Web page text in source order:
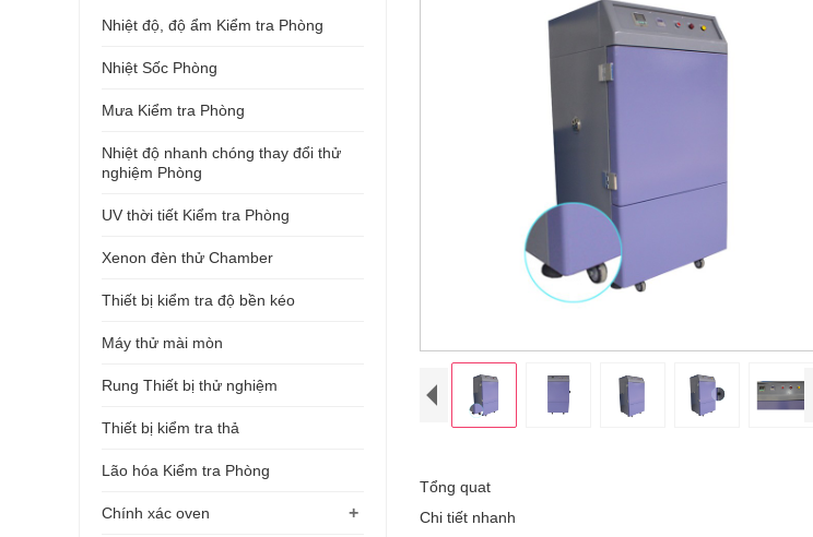
Tổng quat
Chi tiết nhanh
Nhiệt độ, độ ẩm Kiểm tra Phòng
Nhiệt Sốc Phòng
Mưa Kiểm tra Phòng
Nhiệt độ nhanh chóng thay đổi thử
nghiệm Phòng
UV thời tiết Kiểm tra Phòng
Xenon đèn thử Chamber
Thiết bị kiểm tra độ bền kéo
Máy thử mài mòn
Rung Thiết bị thử nghiệm
Thiết bị kiểm tra thả
Lão hóa Kiểm tra Phòng
+
Chính xác oven